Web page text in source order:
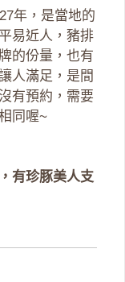
年，是當地的
易近人，豬排
的份量，也有
人滿足，是間
有預約，需要
同喔~
有珍豚美人支